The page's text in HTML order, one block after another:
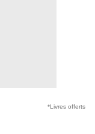
*Livres offerts